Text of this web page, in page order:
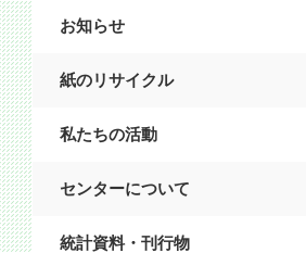
お知らせ
紙のリサイクル
私たちの活動
センターについて
統計資料・刊行物